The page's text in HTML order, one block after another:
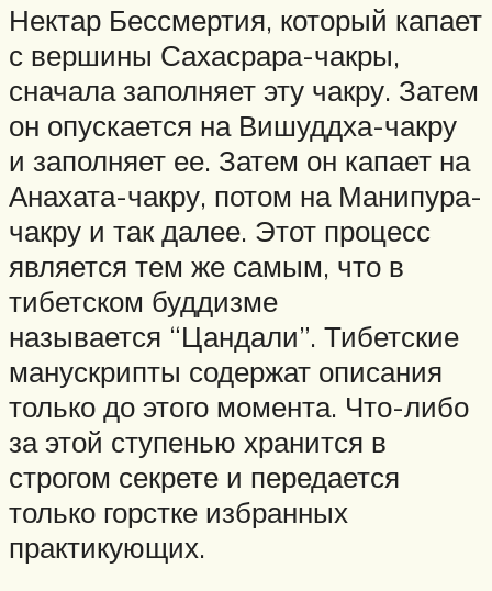
Нектар Бессмертия, который капает
с вершины Сахасрара-чакры,
сначала заполняет эту чакру. Затем
он опускается на Вишуддха-чакру
и заполняет ее. Затем он капает на
Анахата-чакру, потом на Манипура-
чакру и так далее. Этот процесс
является тем же самым, что в
тибетском буддизме
называется “Цандали”. Тибетские
манускрипты содержат описания
только до этого момента. Что-либо
за этой ступенью хранится в
строгом секрете и передается
только горстке избранных
практикующих.